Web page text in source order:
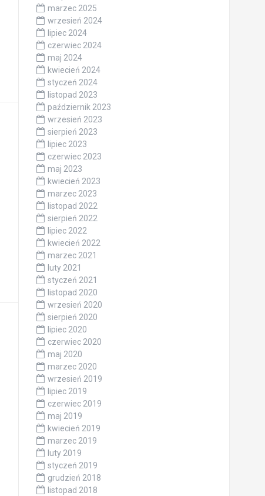
marzec 2025
wrzesień 2024
lipiec 2024
czerwiec 2024
maj 2024
kwiecień 2024
styczeń 2024
listopad 2023
październik 2023
wrzesień 2023
sierpień 2023
lipiec 2023
czerwiec 2023
maj 2023
kwiecień 2023
marzec 2023
listopad 2022
sierpień 2022
lipiec 2022
kwiecień 2022
marzec 2021
luty 2021
styczeń 2021
listopad 2020
wrzesień 2020
sierpień 2020
lipiec 2020
czerwiec 2020
maj 2020
marzec 2020
wrzesień 2019
lipiec 2019
czerwiec 2019
maj 2019
kwiecień 2019
marzec 2019
luty 2019
styczeń 2019
grudzień 2018
listopad 2018